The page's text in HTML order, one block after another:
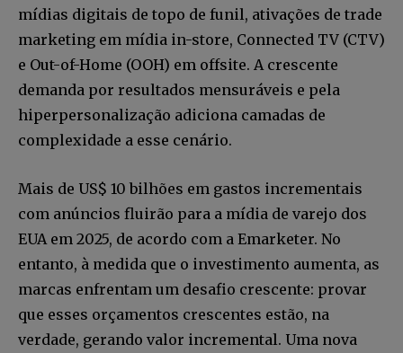
mídias digitais de topo de funil, ativações de trade
marketing em mídia in-store, Connected TV (CTV)
e Out-of-Home (OOH) em offsite. A crescente
demanda por resultados mensuráveis e pela
hiperpersonalização adiciona camadas de
complexidade a esse cenário.
Mais de US$ 10 bilhões em gastos incrementais
com anúncios fluirão para a mídia de varejo dos
EUA em 2025, de acordo com a Emarketer. No
entanto, à medida que o investimento aumenta, as
marcas enfrentam um desafio crescente: provar
que esses orçamentos crescentes estão, na
verdade, gerando valor incremental. Uma nova